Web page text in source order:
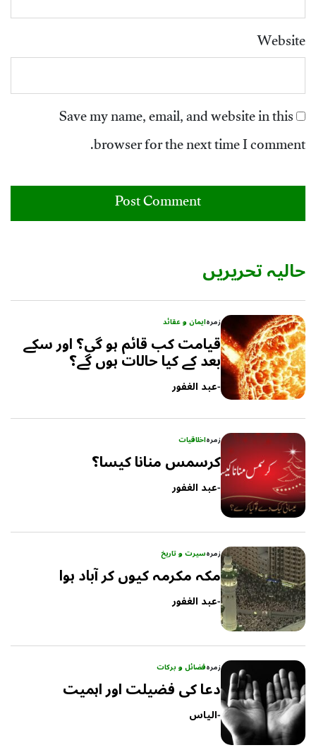
Website
Save my name, email, and website in this
browser for the next time I comment.
حالیہ تحریریں
زمرہایمان و عقائد
قیامت کب قائم ہو گی؟ اور سکے
بعد کے کیا حالات ہوں گے؟
-عبد الغفور
زمرہاخلاقیات
کرسمس منانا کیسا؟
-عبد الغفور
زمرہسیرت و تاریخ
مکہ مکرمہ کیوں کر آباد ہوا
-عبد الغفور
زمرہفضائل و برکات
دعا کی فضیلت اور اہمیت
-الیاس